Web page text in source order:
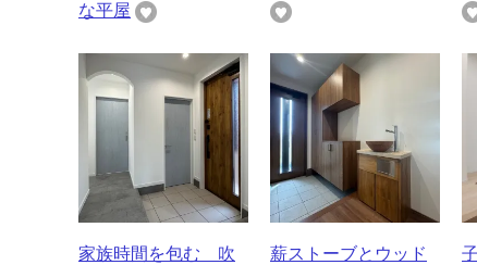
な平屋
家族時間を包む 吹
薪ストーブとウッド